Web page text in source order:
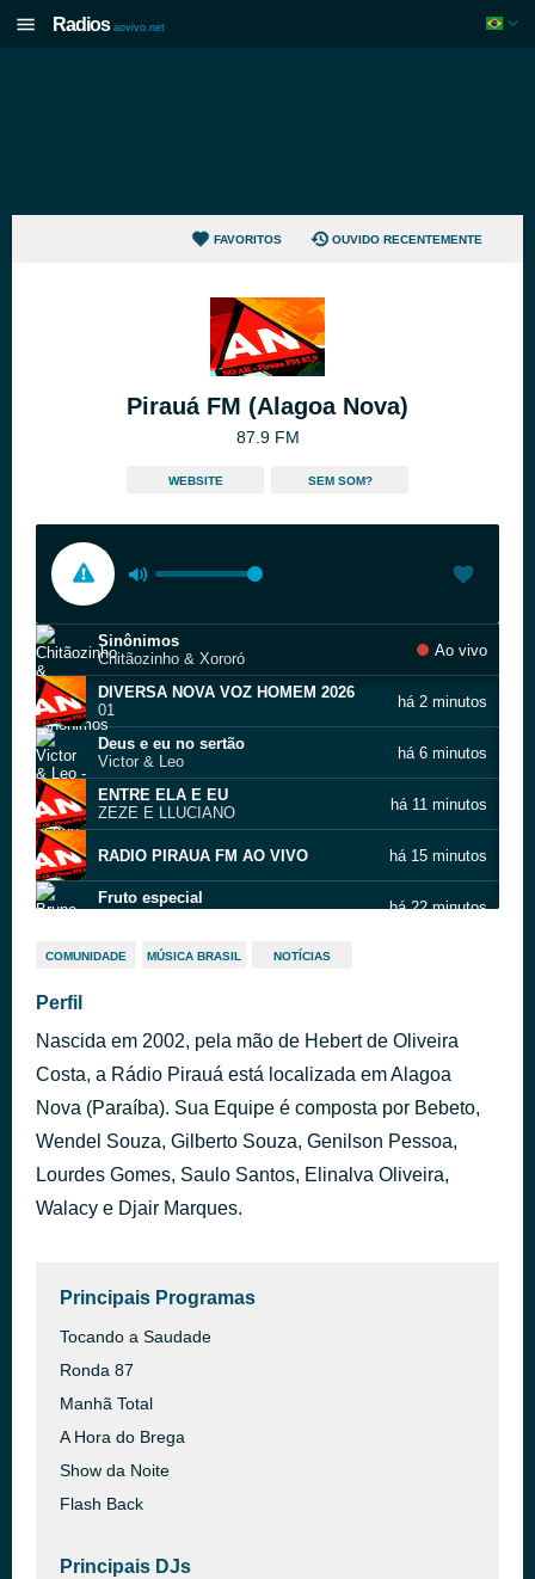
Radios aovivo.net
FAVORITOS OUVIDO RECENTEMENTE
Pirauá FM (Alagoa Nova)
87.9 FM
WEBSITE SEM SOM?
Sinônimos
Chitãozinho & Xororó
Ao vivo
DIVERSA NOVA VOZ HOMEM 2026
01
há 2 minutos
Deus e eu no sertão
Victor & Leo
há 6 minutos
ENTRE ELA E EU
ZEZE E LLUCIANO
há 11 minutos
RADIO PIRAUA FM AO VIVO há 15 minutos
Fruto especial
há 22 minutos
Folha Seca
Meu bem não me quer
Rick & Renner
BANDA DA RAIMUNDA
CATUABA
há 38 minutos
COMUNIDADE MÚSICA BRASIL NOTÍCIAS
Perfil
Nascida em 2002, pela mão de Hebert de Oliveira
Costa, a Rádio Pirauá está localizada em Alagoa
Nova (Paraíba). Sua Equipe é composta por Bebeto,
Wendel Souza, Gilberto Souza, Genilson Pessoa,
Lourdes Gomes, Saulo Santos, Elinalva Oliveira,
Walacy e Djair Marques.
Principais Programas
Tocando a Saudade
Ronda 87
Manhã Total
A Hora do Brega
Show da Noite
Flash Back
Principais DJs